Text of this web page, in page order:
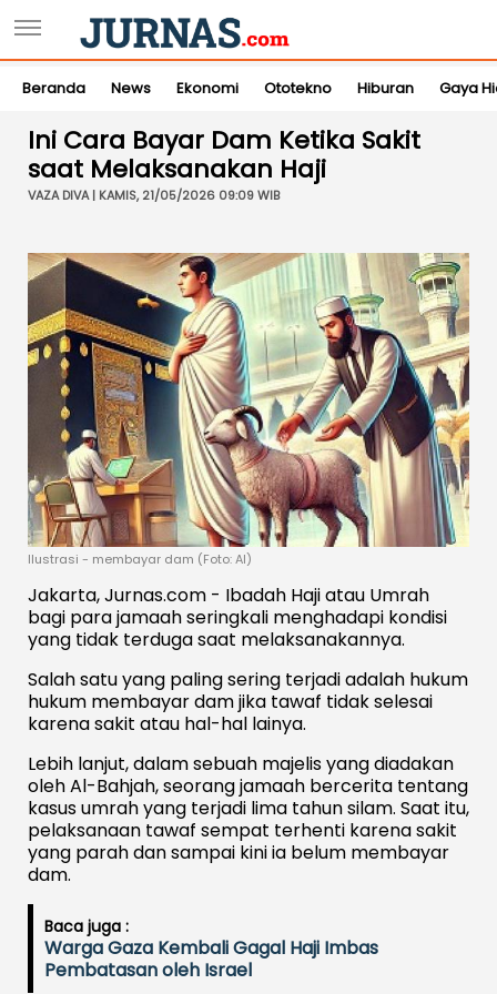
Beranda News Ekonomi Ototekno Hiburan Gaya
Ini Cara Bayar Dam Ketika Sakit
saat Melaksanakan Haji
VAZA DIVA | KAMIS, 21/05/2026 09:09 WIB
Ilustrasi - membayar dam (Foto: AI)
Jakarta, Jurnas.com - Ibadah Haji atau Umrah
bagi para jamaah seringkali menghadapi kondisi
yang tidak terduga saat melaksanakannya.
Salah satu yang paling sering terjadi adalah hukum
hukum membayar dam jika tawaf tidak selesai
karena sakit atau hal-hal lainya.
Lebih lanjut, dalam sebuah majelis yang diadakan
oleh Al-Bahjah, seorang jamaah bercerita tentang
kasus umrah yang terjadi lima tahun silam. Saat itu,
pelaksanaan tawaf sempat terhenti karena sakit
yang parah dan sampai kini ia belum membayar
dam.
Baca juga :
Warga Gaza Kembali Gagal Haji Imbas
Pembatasan oleh Israel